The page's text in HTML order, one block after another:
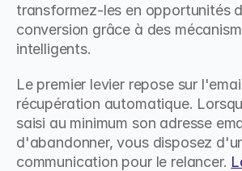
transformez-les en opportunités
conversion grâce à des
intelligents.
Le premier levier repose sur
récupération automatique.
saisi au minimum son adresse
d'abandonner, vous disposez
communication pour le relancer.